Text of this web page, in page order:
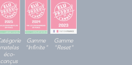
matelas
éco-
conçus
Gamme
"Infinite"
Gamme
"Reset"